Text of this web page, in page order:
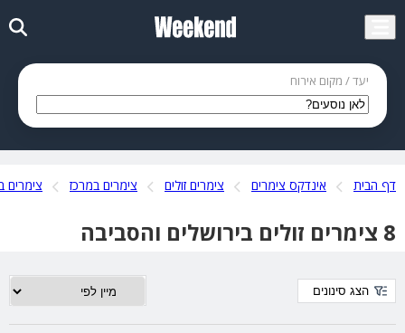
יעד / מקום אירוח
דף הבית אינדקס צימרים צימרים זולים צימרים במרכז צימרים
8 צימרים זולים בירושלים והסביבה
הצג סינונים